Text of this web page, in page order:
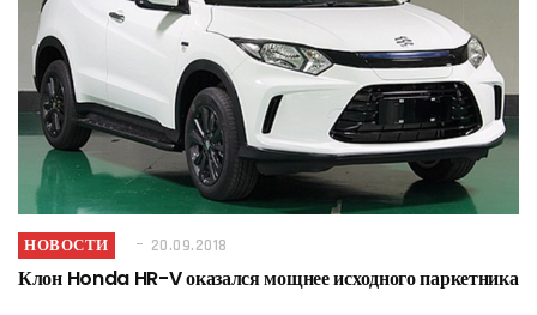
НОВОСТИ 20.09.2018
Клон Honda HR-V оказался мощнее исходного паркетника